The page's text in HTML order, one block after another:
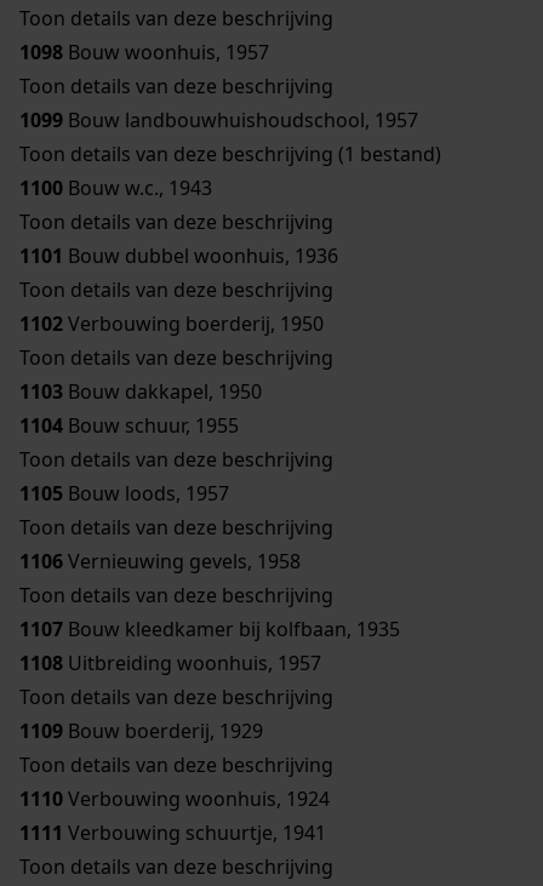
Toon details van deze beschrijving
1098 Bouw woonhuis, 1957
Toon details van deze beschrijving
1099 Bouw landbouwhuishoudschool, 1957
Toon details van deze beschrijving (1 bestand)
1100 Bouw w.c., 1943
Toon details van deze beschrijving
1101 Bouw dubbel woonhuis, 1936
Toon details van deze beschrijving
1102Verbouwing boerderij, 1950
Toon details van deze beschrijving
1103 Bouw dakkapel, 1950
1104 Bouw schuur, 1955
Toon details van deze beschrijving
1105 Bouw loods, 1957
Toon details van deze beschrijving
1106Vernieuwing gevels, 1958
Toon details van deze beschrijving
1107 Bouw kleedkamer bij kolfbaan, 1935
1108 Uitbreiding woonhuis, 1957
Toon details van deze beschrijving
1109 Bouw boerderij, 1929
Toon details van deze beschrijving
1110Verbouwing woonhuis, 1924
1111 Verbouwing schuurtje, 1941
Toon details van deze beschrijving